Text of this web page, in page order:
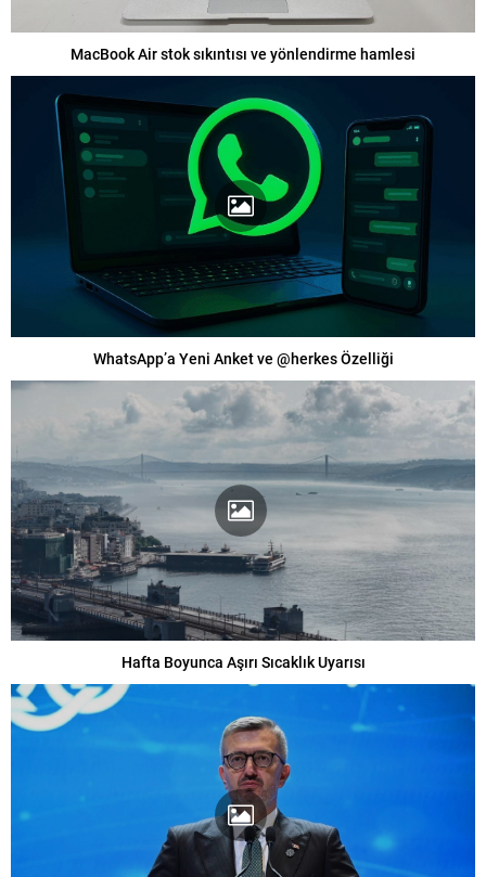
MacBook Air stok sıkıntısı ve yönlendirme hamlesi
WhatsApp’a Yeni Anket ve @herkes Özelliği
Hafta Boyunca Aşırı Sıcaklık Uyarısı